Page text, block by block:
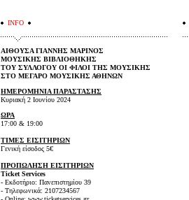
INFO
ΑΙΘΟΥΣΑ ΓΙΑΝΝΗΣ ΜΑΡΙΝΟΣ
ΜΟΥΣΙΚΗΣ ΒΙΒΛΙΟΘΗΚΗΣ
ΤΟΥ ΣΥΛΛΟΓΟΥ ΟΙ ΦΙΛΟΙ ΤΗΣ ΜΟΥΣΙΚΗΣ
ΣΤΟ ΜΕΓΑΡΟ ΜΟΥΣΙΚΗΣ ΑΘΗΝΩΝ
ΗΜΕΡΟΜΗΝΙΑ ΠΑΡΑΣΤΑΣHΣ
Κυριακή 2 Ιουνίου 2024
ΩΡΑ
17:00 & 19:00
ΤΙΜΕΣ ΕΙΣΙΤΗΡΙΩΝ
Γενική είσοδος 5€
ΠΡΟΠΩΛΗΣΗ ΕΙΣΙΤΗΡΙΩΝ
Ticket Services
- Εκδοτήριο: Πανεπιστημίου 39
- Τηλεφωνικά: 2107234567